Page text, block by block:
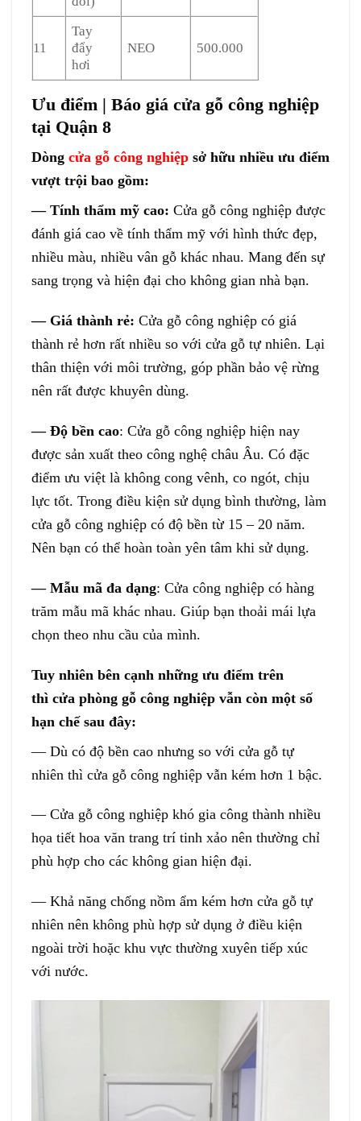
11
Tay
đẩy
hơi
NEO 500.000
Ưu điểm | Báo giá cửa gỗ công nghiệp
tại Quận 8
Dòng cửa gỗ công nghiệp sở hữu nhiều ưu điểm
vượt trội bao gồm:
— Tính thẩm mỹ cao: Cửa gỗ công nghiệp được
đánh giá cao về tính thẩm mỹ với hình thức đẹp,
nhiều màu, nhiều vân gỗ khác nhau. Mang đến sự
sang trọng và hiện đại cho không gian nhà bạn.
— Giá thành rẻ: Cửa gỗ công nghiệp có giá
thành rẻ hơn rất nhiều so với cửa gỗ tự nhiên. Lại
thân thiện với môi trường, góp phần bảo vệ rừng
nên rất được khuyên dùng.
— Độ bền cao: Cửa gỗ công nghiệp hiện nay
được sản xuất theo công nghệ châu Âu. Có đặc
điểm ưu việt là không cong vênh, co ngót, chịu
lực tốt. Trong điều kiện sử dụng bình thường, làm
cửa gỗ công nghiệp có độ bền từ 15 – 20 năm.
Nên bạn có thể hoàn toàn yên tâm khi sử dụng.
— Mẫu mã đa dạng: Cửa công nghiệp có hàng
trăm mẫu mã khác nhau. Giúp bạn thoải mái lựa
chọn theo nhu cầu của mình.
Tuy nhiên bên cạnh những ưu điểm trên
thì cửa phòng gỗ công nghiệp vẫn còn một số
hạn chế sau đây:
— Dù có độ bền cao nhưng so với cửa gỗ tự
nhiên thì cửa gỗ công nghiệp vẫn kém hơn 1 bậc.
— Cửa gỗ công nghiệp khó gia công thành nhiều
họa tiết hoa văn trang trí tinh xảo nên thường chỉ
phù hợp cho các không gian hiện đại.
— Khả năng chống nồm ẩm kém hơn cửa gỗ tự
nhiên nên không phù hợp sử dụng ở điều kiện
ngoài trời hoặc khu vực thường xuyên tiếp xúc
với nước.